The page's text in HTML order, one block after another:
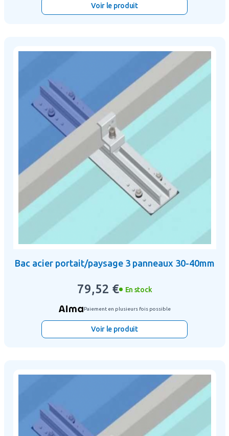
Voir le produit
Bac acier portait/paysage 3 panneaux 30-40mm
79,52 € En stock
Paiement en plusieurs fois possible
Voir le produit